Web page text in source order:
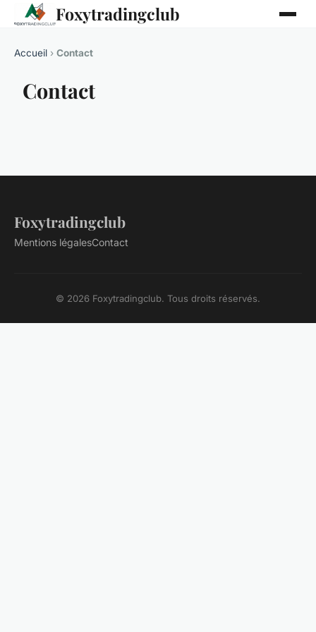
Foxytradingclub
Accueil › Contact
Contact
Foxytradingclub
Mentions légalesContact
© 2026 Foxytradingclub. Tous droits réservés.